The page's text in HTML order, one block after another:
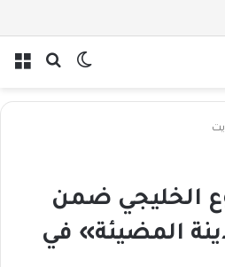
في مدرسة البحر مع غسان المزيدي
بحثالوضع
الخليجي ضمن
المضيئة» في